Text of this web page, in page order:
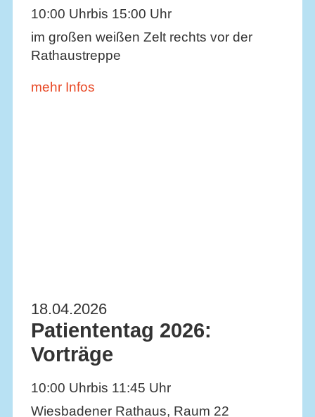
10:00 Uhrbis 15:00 Uhr
im großen weißen Zelt rechts vor der
Rathaustreppe
mehr Infos
18.04.2026
Patiententag 2026:
Vorträge
10:00 Uhrbis 11:45 Uhr
Wiesbadener Rathaus, Raum 22